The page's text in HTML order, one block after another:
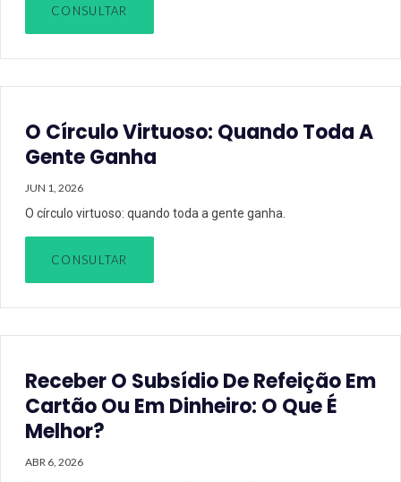
CONSULTAR
O Círculo Virtuoso: Quando Toda A
Gente Ganha
JUN 1, 2026
O círculo virtuoso: quando toda a gente ganha.
CONSULTAR
Receber O Subsídio De Refeição Em
Cartão Ou Em Dinheiro: O Que É
Melhor?
ABR 6, 2026